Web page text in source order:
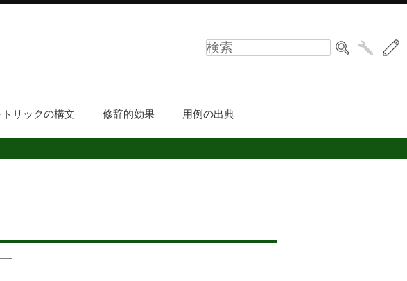
トリックの構文 修辞的効果 用例の出典